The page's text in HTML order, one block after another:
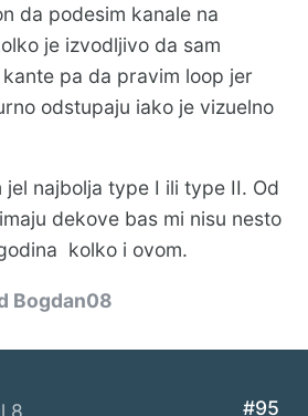
da podesim kanale na
je izvodljivo da sam
pa da pravim loop jer
odstupaju iako je vizuelno
jel najbolja type I ili type II. Od
dekove bas mi nisu nesto
kolko i ovom.
Bogdan08
8 #95